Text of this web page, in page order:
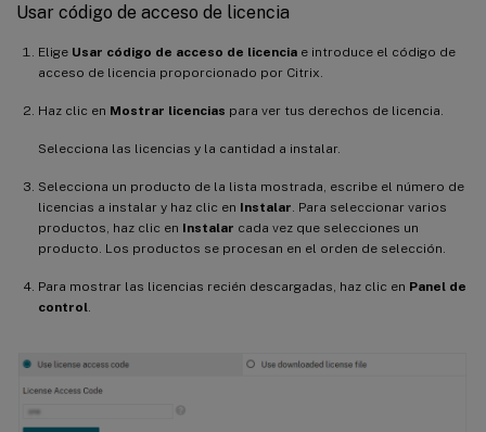
Usar código de acceso de licencia
Elige Usar código de acceso de licencia e introduce el código de
acceso de licencia proporcionado por Citrix.
Haz clic en Mostrar licencias para ver tus derechos de licencia.
Selecciona las licencias y la cantidad a instalar.
Selecciona un producto de la lista mostrada, escribe el número de
licencias a instalar y haz clic en Instalar. Para seleccionar varios
productos, haz clic en Instalar cada vez que selecciones un
producto. Los productos se procesan en el orden de selección.
Para mostrar las licencias recién descargadas, haz clic en Panel de
control.